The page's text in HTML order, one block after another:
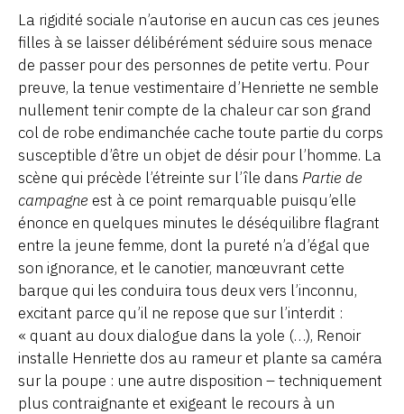
La rigidité sociale n’autorise en aucun cas ces jeunes
filles à se laisser délibérément séduire sous menace
de passer pour des personnes de petite vertu. Pour
preuve, la tenue vestimentaire d’Henriette ne semble
nullement tenir compte de la chaleur car son grand
col de robe endimanchée cache toute partie du corps
susceptible d’être un objet de désir pour l’homme. La
scène qui précède l’étreinte sur l’île dans Partie de
campagne est à ce point remarquable puisqu’elle
énonce en quelques minutes le déséquilibre flagrant
entre la jeune femme, dont la pureté n’a d’égal que
son ignorance, et le canotier, manœuvrant cette
barque qui les conduira tous deux vers l’inconnu,
excitant parce qu’il ne repose que sur l’interdit :
« quant au doux dialogue dans la yole (…), Renoir
installe Henriette dos au rameur et plante sa caméra
sur la poupe : une autre disposition – techniquement
plus contraignante et exigeant le recours à un